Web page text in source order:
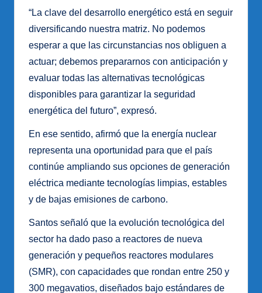
“La clave del desarrollo energético está en seguir
diversificando nuestra matriz. No podemos
esperar a que las circunstancias nos obliguen a
actuar; debemos prepararnos con anticipación y
evaluar todas las alternativas tecnológicas
disponibles para garantizar la seguridad
energética del futuro”, expresó.
En ese sentido, afirmó que la energía nuclear
representa una oportunidad para que el país
continúe ampliando sus opciones de generación
eléctrica mediante tecnologías limpias, estables
y de bajas emisiones de carbono.
Santos señaló que la evolución tecnológica del
sector ha dado paso a reactores de nueva
generación y pequeños reactores modulares
(SMR), con capacidades que rondan entre 250 y
300 megavatios, diseñados bajo estándares de